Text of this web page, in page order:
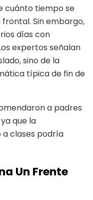
cuánto tiempo se
Sin embargo,
días con
expertos señalan
sino de la
típica de fin de
a padres
que la
a clases podría
Un Frente